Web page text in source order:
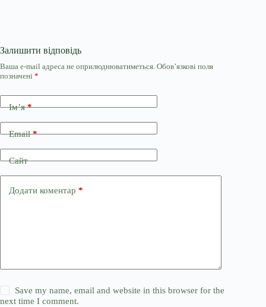
Залишити відповідь
Ваша e-mail адреса не оприлюднюватиметься. Обов’язкові поля
позначені *
Ім’я*
Email*
Сайт
Додати коментар *
Save my name, email and website in this browser for the
next time I comment.